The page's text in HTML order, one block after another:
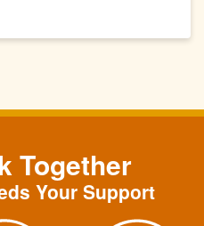
Together
Your Support